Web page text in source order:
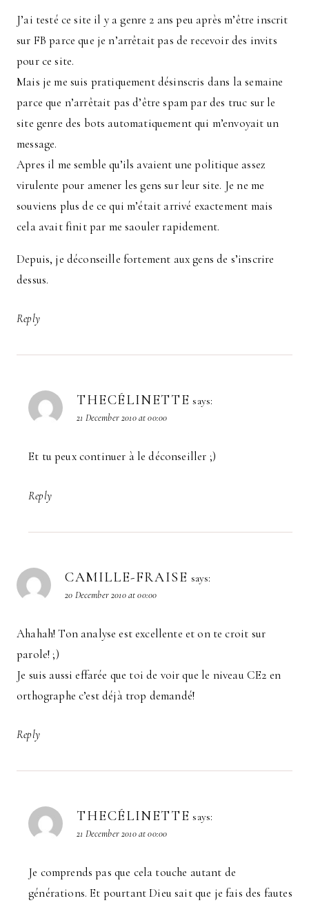
J’ai testé ce site il y a genre 2 ans peu après m’être inscrit
sur FB parce que je n’arrêtait pas de recevoir des invits
pour ce site.
Mais je me suis pratiquement désinscris dans la semaine
parce que n’arrêtait pas d’être spam par des truc sur le
site genre des bots automatiquement qui m’envoyait un
message.
Apres il me semble qu’ils avaient une politique assez
virulente pour amener les gens sur leur site. Je ne me
souviens plus de ce qui m’était arrivé exactement mais
cela avait finit par me saouler rapidement.
Depuis, je déconseille fortement aux gens de s’inscrire
dessus.
Reply
THECÉLINETTE says:
21 December 2010 at 00:00
Et tu peux continuer à le déconseiller ;)
Reply
CAMILLE-FRAISE says:
20 December 2010 at 00:00
Ahahah! Ton analyse est excellente et on te croit sur
parole! ;)
Je suis aussi effarée que toi de voir que le niveau CE2 en
orthographe c’est déjà trop demandé!
Reply
THECÉLINETTE says:
21 December 2010 at 00:00
Je comprends pas que cela touche autant de
générations. Et pourtant Dieu sait que je fais des fautes